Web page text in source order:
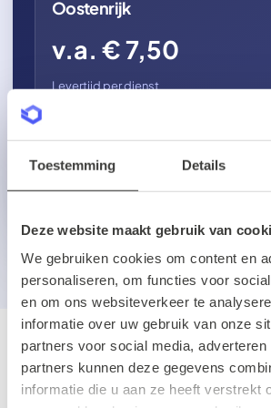
Toestemming Details
Deze website maakt gebruik van
We gebruiken cookies om content en
personaliseren, om functies voor
en om ons websiteverkeer te
informatie over uw gebruik van onze
partners voor social media,
partners kunnen deze gegevens
informatie die u aan ze heeft verstrekt
Oostenrijk
v.a. € 7,50
Levertijd per dienst
Een andere bestemming of meer dan
maand?